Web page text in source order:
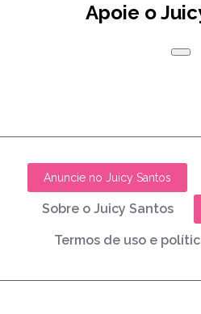
Apoie o
Anuncie no Juicy Santos
Sobre o Juicy Santos
Termos de uso e